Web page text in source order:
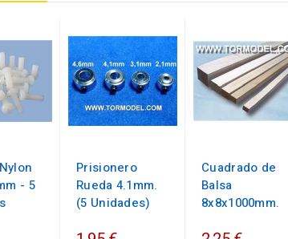
- 5
Prisionero
Rueda 4.1mm.
(5 Unidades)
Cuadrado de
Balsa
8x8x1000mm.